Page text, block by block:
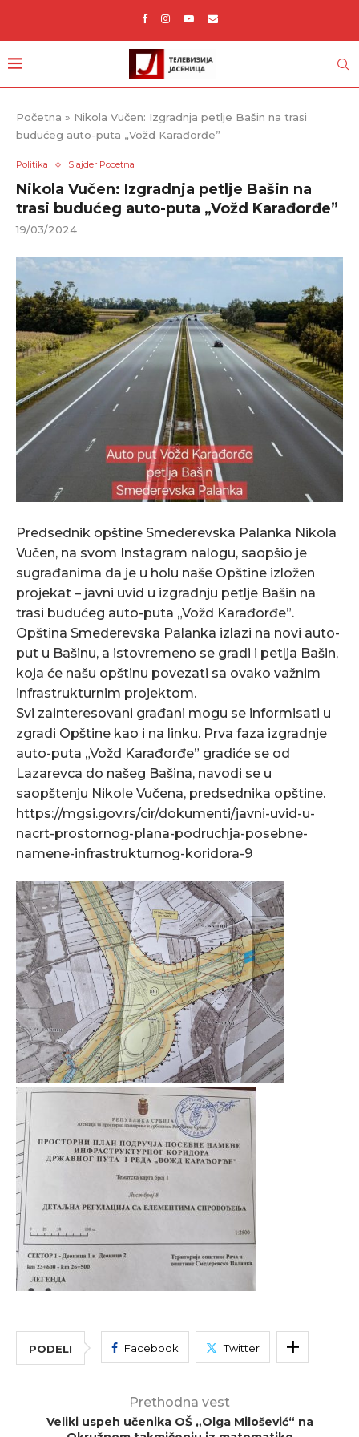
Početna » Nikola Vučen: Izgradnja petlje Bašin na trasi
budućeg auto-puta „Vožd Karađorđe”
Politika Slajder Pocetna
Nikola Vučen: Izgradnja petlje Bašin na
trasi budućeg auto-puta „Vožd Karađorđe”
19/03/2024
Predsednik opštine Smederevska Palanka Nikola
Vučen, na svom Instagram nalogu, saopšio je
sugrađanima da je u holu naše Opštine izložen
projekat – javni uvid u izgradnju petlje Bašin na
trasi budućeg auto-puta „Vožd Karađorđe”.
Opština Smederevska Palanka izlazi na novi auto-
put u Bašinu, a istovremeno se gradi i petlja Bašin,
koja će našu opštinu povezati sa ovako važnim
infrastrukturnim projektom.
Svi zainteresovani građani mogu se informisati u
zgradi Opštine kao i na linku. Prva faza izgradnje
auto-puta „Vožd Karađorđe” gradiće se od
Lazarevca do našeg Bašina, navodi se u
saopštenju Nikole Vučena, predsednika opštine.
https://mgsi.gov.rs/cir/dokumenti/javni-uvid-u-
nacrt-prostornog-plana-podruchja-posebne-
namene-infrastrukturnog-koridora-9
PODELI Facebook Twitter
Prethodna vest
Veliki uspeh učenika OŠ „Olga Milošević“ na